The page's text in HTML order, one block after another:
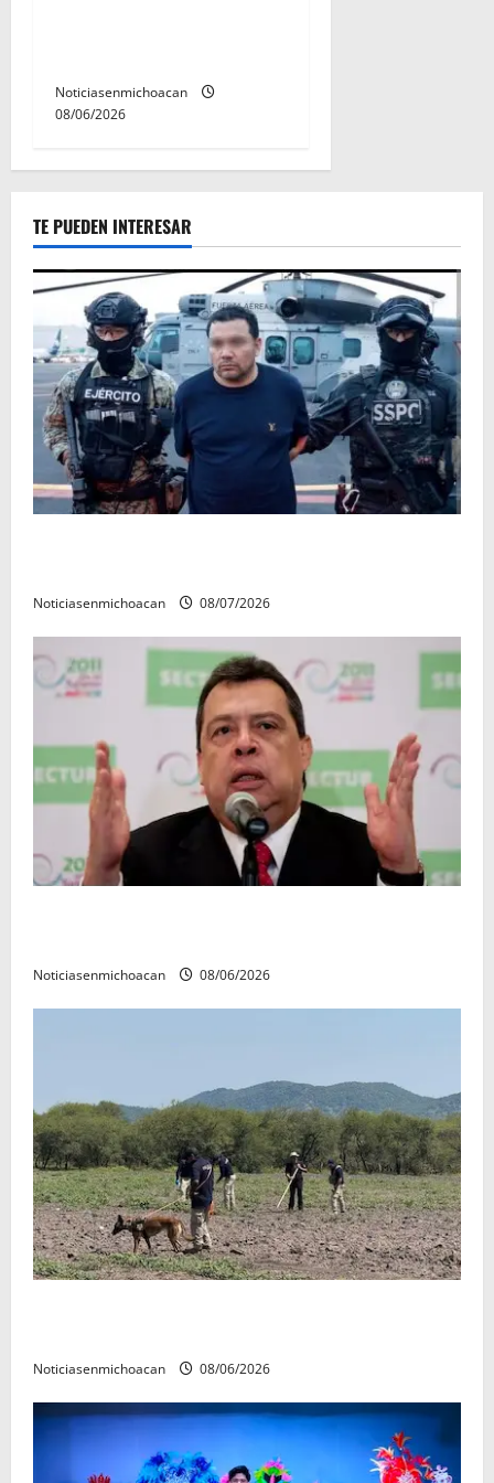
Noticiasenmichoacan
08/06/2026
TE PUEDEN INTERESAR
Noticiasenmichoacan 08/07/2026
Noticiasenmichoacan 08/06/2026
Noticiasenmichoacan 08/06/2026